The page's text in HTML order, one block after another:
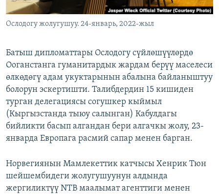
ЭЕ/АРнун бардык сайттары
Ослодогу жолугушуу. 24-январь, 2022-жыл
Батыш дипломаттары Ослодогу сүйлөшүүлөрдө
Ооганстанга гуманитардык жардам берүү маселеси
өлкөдөгү адам укуктарынын абалына байланыштуу
болорун эскертишти. Талибдердин 15 кишиден
турган делегациясы согушкер кыймыл
(Кыргызстанда тыюу салынган) Кабулдагы
бийликти басып алгандан бери алгачкы жолу, 23-
январда Европага расмий сапар менен барган.
Норвегиянын Мамлекеттик катчысы Хенрик Тюн
шейшембидеги жолугушуунун алдында
жергиликтүү NTB маалымат агенттиги менен